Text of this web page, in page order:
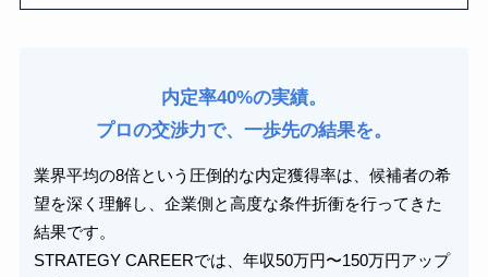
内定率40%の実績。
プロの交渉力で、一歩先の結果を。
業界平均の8倍という圧倒的な内定獲得率は、候補者の希
望を深く理解し、企業側と高度な条件折衝を行ってきた
結果です。
STRATEGY CAREERでは、年収50万円〜150万円アップ